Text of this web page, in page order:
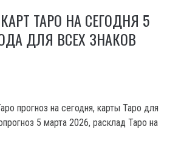
ТАРО НА СЕГОДНЯ 5
ДЛЯ ВСЕХ ЗНАКОВ
прогноз на сегодня, карты Таро для
5 марта 2026, расклад Таро на